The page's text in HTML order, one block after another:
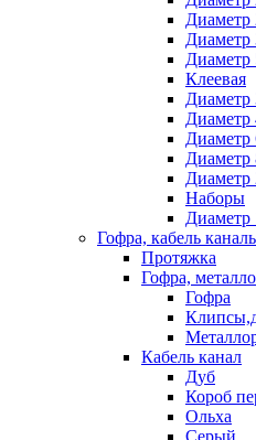
Диаметр
Диаметр
Диаметр
Клеевая
Диаметр
Наборы
Диаметр
Гофра, кабель
Протяжка
Гофра,
Гофра
Кабель канал
Дуб
Короб
Ольха
Серый